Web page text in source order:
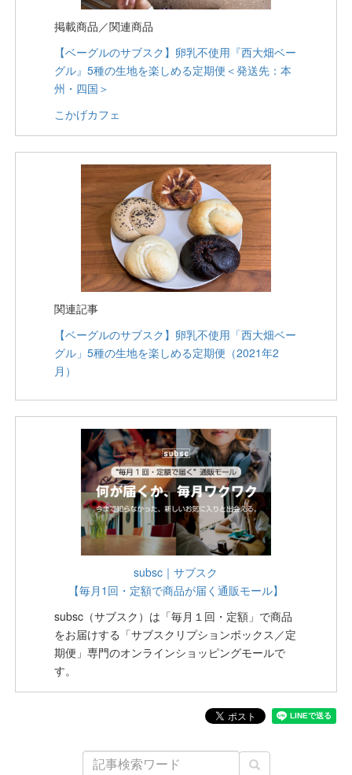
掲載商品／関連商品
【ベーグルのサブスク】卵乳不使用『西大畑ベー
グル』5種の生地を楽しめる定期便＜発送先：本
州・四国＞
こかげカフェ
関連記事
【ベーグルのサブスク】卵乳不使用「西大畑ベー
グル」5種の生地を楽しめる定期便（2021年2
月）
subsc｜サブスク
【毎月1回・定額で商品が届く通販モール】
subsc（サブスク）は「毎月１回・定額」で商品
をお届けする「サブスクリプションボックス／定
期便」専門のオンラインショッピングモールで
す。